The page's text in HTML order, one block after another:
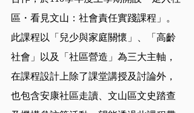
區・看見文山：社會責任實踐課程」。
此課程以「兒少與家庭關懷」、「高齡
社會」以及「社區營造」為三大主軸，
在課程設計上除了課堂講授及討論外，
也包含安康社區走讀、文山區文史踏查